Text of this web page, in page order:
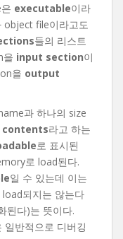
executable이라
object file이라고도
들의 리스트
을 input section이
을 output
과 하나의 size
라고 하는
로 표시된
로 load된다.
일 수 있는데 이는
되지는 않는다
된다)는 뜻이다.
반적으로 디버깅